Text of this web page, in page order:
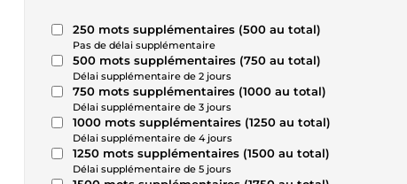
250 mots supplémentaires (500 au total)
Pas de délai supplémentaire
500 mots supplémentaires (750 au total)
Délai supplémentaire de 2 jours
750 mots supplémentaires (1000 au total)
Délai supplémentaire de 3 jours
1000 mots supplémentaires (1250 au total)
Délai supplémentaire de 4 jours
1250 mots supplémentaires (1500 au total)
Délai supplémentaire de 5 jours